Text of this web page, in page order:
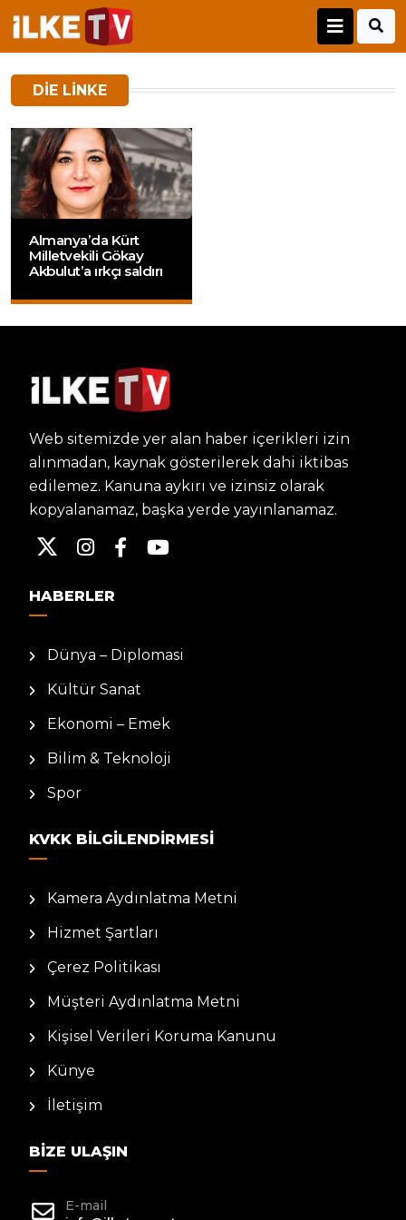
DIE LINKE
Almanya’da Kürt
Milletvekili Gökay
Akbulut’a ırkçı saldırı
Web sitemizde yer alan haber içerikleri izin
alınmadan, kaynak gösterilerek dahi iktibas
edilemez. Kanuna aykırı ve izinsiz olarak
kopyalanamaz, başka yerde yayınlanamaz.
HABERLER
Dünya – Diplomasi
Kültür Sanat
Ekonomi – Emek
Bilim & Teknoloji
Spor
KVKK BILGILENDIRMESI
Kamera Aydınlatma Metni
Hizmet Şartları
Çerez Politikası
Müşteri Aydınlatma Metni
Kişisel Verileri Koruma Kanunu
Künye
İletişim
BIZE ULAŞIN
E-mail